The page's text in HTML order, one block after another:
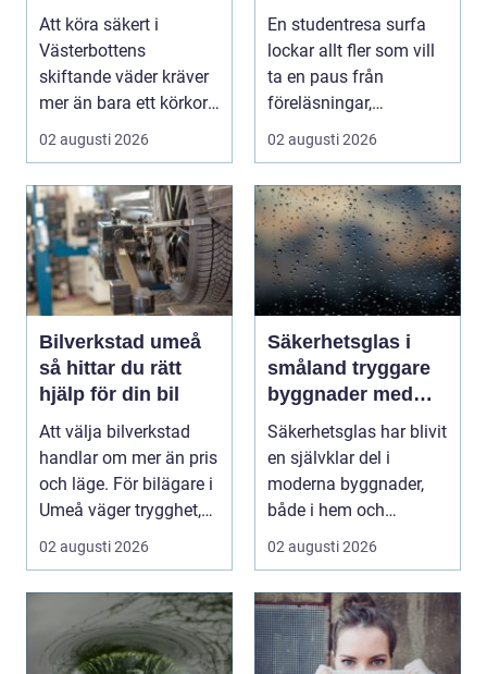
Att köra säkert i
Västerbottens
skiftande väder kräver
mer än bara ett körkort
och en pålitlig bil. ...
02 augusti 2026
ultimata paus från
plugget
En studentresa surfa
lockar allt fler som vill
ta en paus från
föreläsningar,
tentaplugg och sena
02 augusti 2026
Bilverkstad umeå
så hittar du rätt
hjälp för din bil
Att välja bilverkstad
handlar om mer än pris
och läge. För bilägare i
Umeå väger trygghet,
tillgängl...
02 augusti 2026
Säkerhetsglas i
småland tryggare
byggnader med
smarta
glaslösningar
Säkerhetsglas har blivit
en självklar del i
moderna byggnader,
både i hem och
offentliga miljöer. I ...
02 augusti 2026